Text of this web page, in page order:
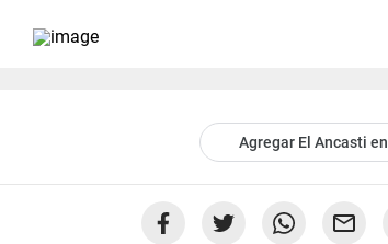
Agregar El Ancasti en